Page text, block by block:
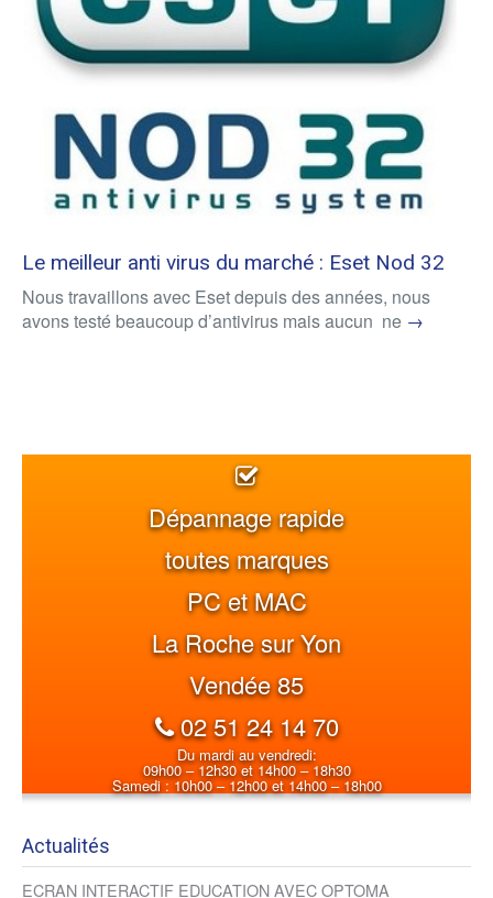
Le meilleur anti virus du marché : Eset Nod 32
Nous travaillons avec Eset depuis des années, nous
avons testé beaucoup d’antivirus mais aucun ne →
Dépannage rapide
toutes marques
PC et MAC
La Roche sur Yon
Vendée 85
02 51 24 14 70
Du mardi au vendredi:
09h00 – 12h30 et 14h00 – 18h30
Samedi : 10h00 – 12h00 et 14h00 – 18h00
Actualités
ECRAN INTERACTIF EDUCATION AVEC OPTOMA